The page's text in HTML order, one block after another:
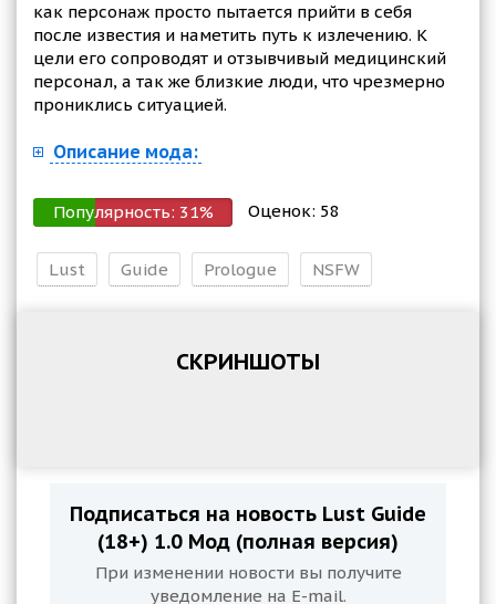
как персонаж просто пытается прийти в себя
после известия и наметить путь к излечению. К
цели его сопроводят и отзывчивый медицинский
персонал, а так же близкие люди, что чрезмерно
прониклись ситуацией.
Описание мода:
Популярность: 31% Оценок: 58
Lust Guide Prologue NSFW
СКРИНШОТЫ
Подписаться на новость Lust Guide
(18+) 1.0 Мод (полная версия)
При изменении новости вы получите
уведомление на E-mail.